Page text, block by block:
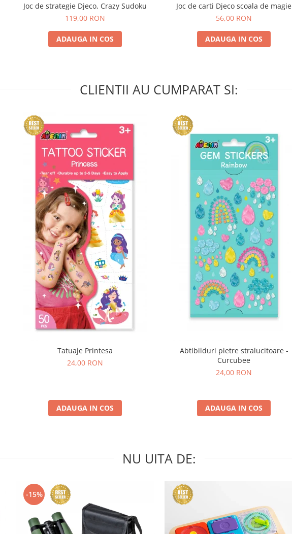
Joc de strategie Djeco, Crazy Sudoku
119,00 RON
ADAUGA IN COS
Joc de carti Djeco scoala de magie
56,00 RON
ADAUGA IN COS
CLIENTII AU CUMPARAT SI:
Tatuaje Printesa
24,00 RON
ADAUGA IN COS
Abtibilduri pietre stralucitoare -
Curcubee
24,00 RON
ADAUGA IN COS
NU UITA DE:
-15%